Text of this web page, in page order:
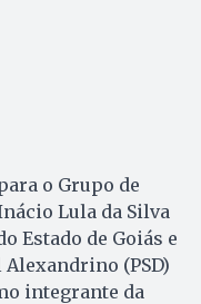
o Grupo de
Lula da Silva
Estado de Goiás e
(PSD)
integrante da